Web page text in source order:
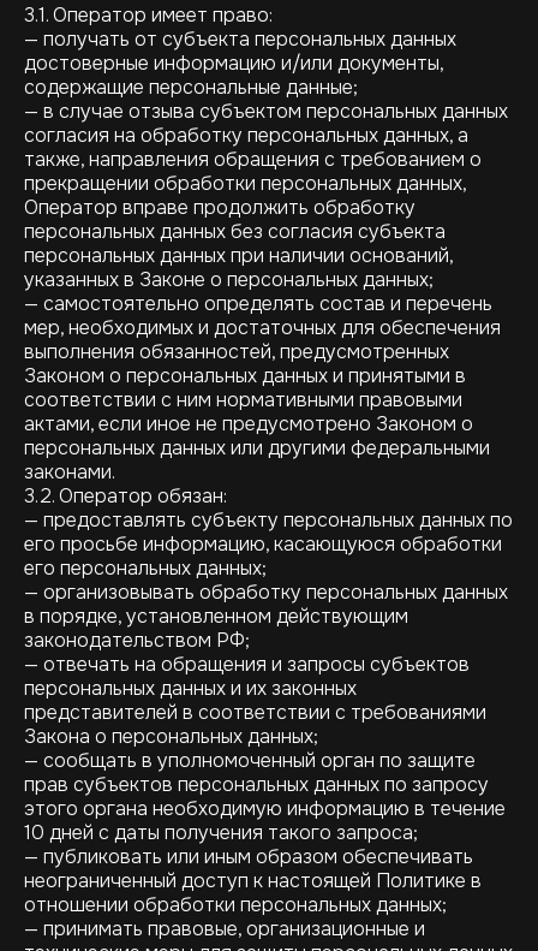
3.1. Оператор имеет право:
— получать от субъекта персональных данных
достоверные информацию и/или документы,
содержащие персональные данные;
— в случае отзыва субъектом персональных данных
согласия на обработку персональных данных, а
также, направления обращения с требованием о
прекращении обработки персональных данных,
Оператор вправе продолжить обработку
персональных данных без согласия субъекта
персональных данных при наличии оснований,
указанных в Законе о персональных данных;
— самостоятельно определять состав и перечень
мер, необходимых и достаточных для обеспечения
выполнения обязанностей, предусмотренных
Законом о персональных данных и принятыми в
соответствии с ним нормативными правовыми
актами, если иное не предусмотрено Законом о
персональных данных или другими федеральными
законами.
3.2. Оператор обязан:
— предоставлять субъекту персональных данных по
его просьбе информацию, касающуюся обработки
его персональных данных;
— организовывать обработку персональных данных
в порядке, установленном действующим
законодательством РФ;
— отвечать на обращения и запросы субъектов
персональных данных и их законных
представителей в соответствии с требованиями
Закона о персональных данных;
— сообщать в уполномоченный орган по защите
прав субъектов персональных данных по запросу
этого органа необходимую информацию в течение
10 дней с даты получения такого запроса;
— публиковать или иным образом обеспечивать
неограниченный доступ к настоящей Политике в
отношении обработки персональных данных;
— принимать правовые, организационные и